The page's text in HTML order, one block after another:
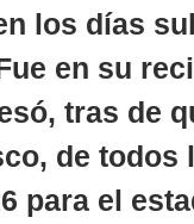
los días
en su
tras de
de todos
para el